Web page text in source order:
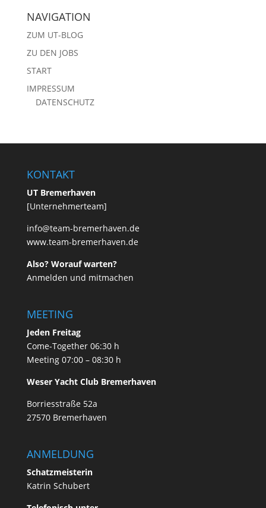
NAVIGATION
ZUM UT-BLOG
ZU DEN JOBS
START
IMPRESSUM
DATENSCHUTZ
KONTAKT
UT Bremerhaven
[Unternehmerteam]
info@team-bremerhaven.de
www.team-bremerhaven.de
Also? Worauf warten?
Anmelden und mitmachen
MEETING
Jeden Freitag
Come-Together 06:30 h
Meeting 07:00 – 08:30 h
Weser Yacht Club Bremerhaven
Borriesstraße 52a
27570 Bremerhaven
ANMELDUNG
Schatzmeisterin
Katrin Schubert